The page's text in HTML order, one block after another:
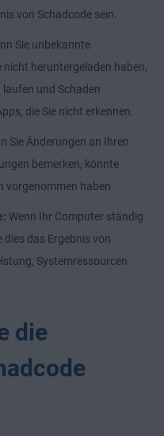
von Schadcode sein.
Sie unbekannte
nicht heruntergeladen haben,
und Schaden
die Sie nicht erkennen.
Sie Änderungen an Ihren
bemerken, könnte
vorgenommen haben.
Wenn Ihr Computer ständig
das Ergebnis von
Systemressourcen
die